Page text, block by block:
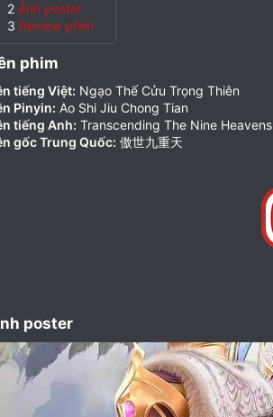
2 Ảnh poster
3 Review phim
phim​
tiếng Việt: Ngạo Thế Cửu Trọng Thiên
Pinyin: Ao Shi Jiu Chong Tian
tiếng Anh: Transcending The Nine Heavens
gốc Trung Quốc: 傲世九重天
poster​